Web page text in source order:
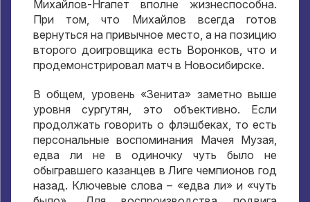
Михайлов-Нгапет вполне жизнеспособна.
При том, что Михайлов всегда готов
вернуться на привычное место, а на позицию
второго доигровщика есть Воронков, что и
продемонстрировал матч в Новосибирске.
В общем, уровень «Зенита» заметно выше
уровня сургутян, это объективно. Если
продолжать говорить о флэшбеках, то есть
персональные воспоминания Мачея Музая,
едва ли не в одиночку чуть было не
обыгравшего казанцев в Лиге чемпионов год
назад. Ключевые слова – «едва ли» и «чуть